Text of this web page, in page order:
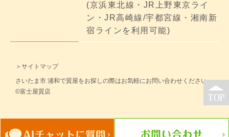
(京浜東北線・JR上野東京ライ
ン・JR高崎線/宇都宮線・湘南新
宿ラインを利用可能)
＞サイトマップ
さいたま市 浦和で質屋をお探しの際はお気軽にお問い合わせください。
©富士屋質店